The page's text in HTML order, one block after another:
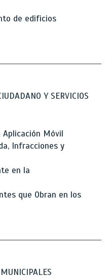
de edificios
Y SERVICIOS
Móvil
Infracciones y
en la
que Obran en los